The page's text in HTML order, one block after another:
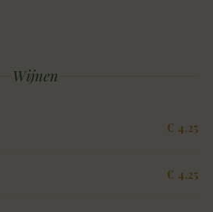
Wijnen
€ 4,25
€ 4,25